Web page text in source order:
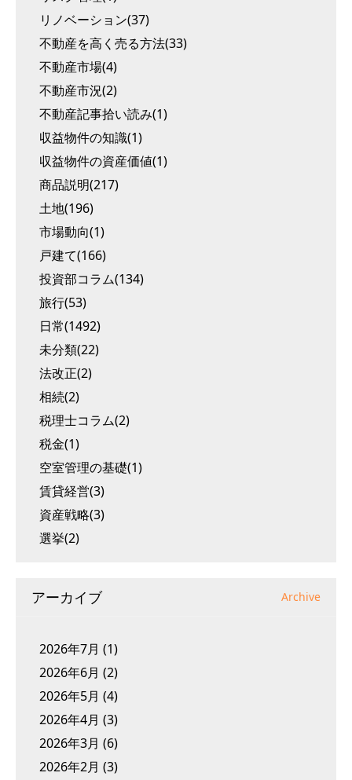
リノベーション(37)
不動産を高く売る方法(33)
不動産市場(4)
不動産市況(2)
不動産記事拾い読み(1)
収益物件の知識(1)
収益物件の資産価値(1)
商品説明(217)
土地(196)
市場動向(1)
戸建て(166)
投資部コラム(134)
旅行(53)
日常(1492)
未分類(22)
法改正(2)
相続(2)
税理士コラム(2)
税金(1)
空室管理の基礎(1)
賃貸経営(3)
資産戦略(3)
選挙(2)
アーカイブ Archive
2026年7月 (1)
2026年6月 (2)
2026年5月 (4)
2026年4月 (3)
2026年3月 (6)
2026年2月 (3)